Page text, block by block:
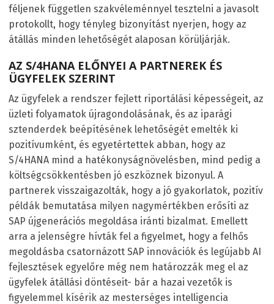
féljenek független szakvéleménnyel tesztelni a javasolt
protokollt, hogy tényleg bizonyítást nyerjen, hogy az
átállás minden lehetőségét alaposan körüljárják.
AZ S/4HANA ELŐNYEI A PARTNEREK ÉS
ÜGYFELEK SZERINT
Az ügyfelek a rendszer fejlett riportálási képességeit, az
üzleti folyamatok újragondolásának, és az iparági
sztenderdek beépítésének lehetőségét emelték ki
pozitívumként, és egyetértettek abban, hogy az
S/4HANA mind a hatékonyságnövelésben, mind pedig a
költségcsökkentésben jó eszköznek bizonyul. A
partnerek visszaigazolták, hogy a jó gyakorlatok, pozitív
példák bemutatása milyen nagymértékben erősíti az
SAP újgenerációs megoldása iránti bizalmat. Emellett
arra a jelenségre hívták fel a figyelmet, hogy a felhős
megoldásba csatornázott SAP innovációk és legújabb AI
fejlesztések egyelőre még nem határozzák meg el az
ügyfelek átállási döntéseit- bár a hazai vezetők is
figyelemmel kísérik az mesterséges intelligencia